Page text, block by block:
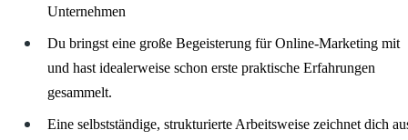
Unternehmen
Du bringst eine große Begeisterung für Online-Marketing mit
und hast idealerweise schon erste praktische Erfahrungen
gesammelt.
Eine selbstständige, strukturierte Arbeitsweise zeichnet dich